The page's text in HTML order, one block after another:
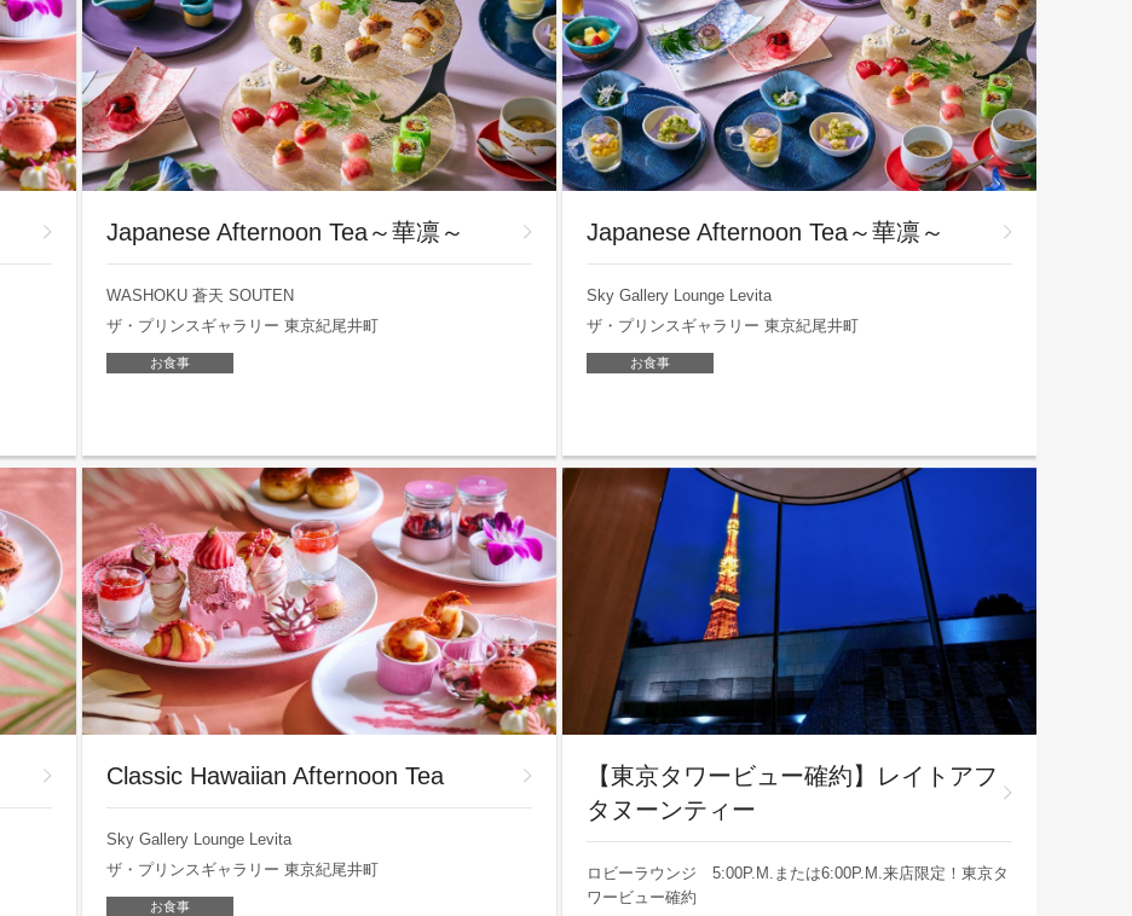
Japanese Afternoon Tea～華凛～
WASHOKU 蒼天 SOUTEN
ザ・プリンスギャラリー 東京紀尾井町
お食事
Japanese Afternoon Tea～華凛～
Sky Gallery Lounge Levita
ザ・プリンスギャラリー 東京紀尾井町
お食事
Classic Hawaiian Afternoon Tea
Sky Gallery Lounge Levita
ザ・プリンスギャラリー 東京紀尾井町
お食事
【東京タワービュー確約】レイトアフ
タヌーンティー
ロビーラウンジ 5:00P.M.または6:00P.M.来店限定！東京タ
ワービュー確約